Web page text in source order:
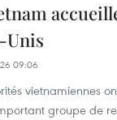
Unis
09:06
vietnamiennes
groupe de